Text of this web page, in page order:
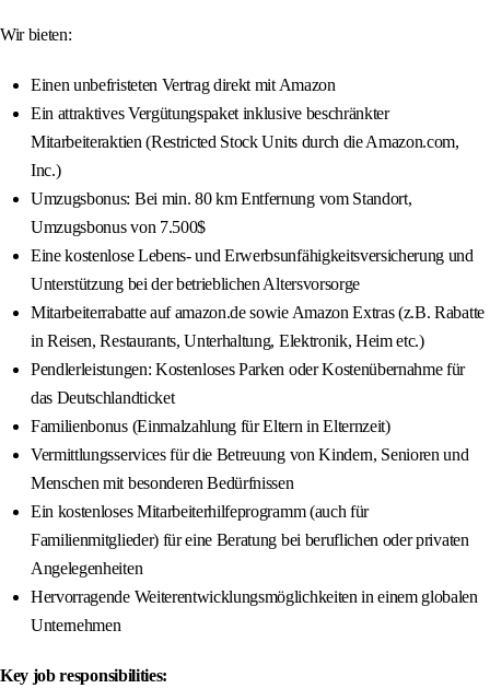
Wir bieten:
Einen unbefristeten Vertrag direkt mit Amazon
Ein attraktives Vergütungspaket inklusive beschränkter
Mitarbeiteraktien (Restricted Stock Units durch die Amazon.com,
Inc.)
Umzugsbonus: Bei min. 80 km Entfernung vom Standort,
Umzugsbonus von 7.500$
Eine kostenlose Lebens- und Erwerbsunfähigkeitsversicherung und
Unterstützung bei der betrieblichen Altersvorsorge
Mitarbeiterrabatte auf amazon.de sowie Amazon Extras (z.B. Rabatte
in Reisen, Restaurants, Unterhaltung, Elektronik, Heim etc.)
Pendlerleistungen: Kostenloses Parken oder Kostenübernahme für
das Deutschlandticket
Familienbonus (Einmalzahlung für Eltern in Elternzeit)
Vermittlungsservices für die Betreuung von Kindern, Senioren und
Menschen mit besonderen Bedürfnissen
Ein kostenloses Mitarbeiterhilfeprogramm (auch für
Familienmitglieder) für eine Beratung bei beruflichen oder privaten
Angelegenheiten
Hervorragende Weiterentwicklungsmöglichkeiten in einem globalen
Unternehmen
Key job responsibilities: